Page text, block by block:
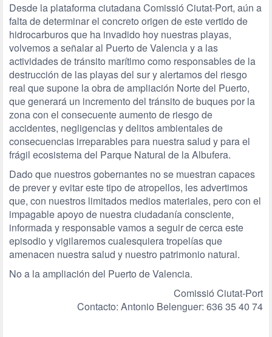
Desde la plataforma ciutadana Comissió Ciutat-Port, aún a
falta de determinar el concreto origen de este vertido de
hidrocarburos que ha invadido hoy nuestras playas,
volvemos a señalar al Puerto de Valencia y a las
actividades de tránsito marítimo como responsables de la
destrucción de las playas del sur y alertamos del riesgo
real que supone la obra de ampliación Norte del Puerto,
que generará un incremento del tránsito de buques por la
zona con el consecuente aumento de riesgo de
accidentes, negligencias y delitos ambientales de
consecuencias irreparables para nuestra salud y para el
frágil ecosistema del Parque Natural de la Albufera.
Dado que nuestros gobernantes no se muestran capaces
de prever y evitar este tipo de atropellos, les advertimos
que, con nuestros limitados medios materiales, pero con el
impagable apoyo de nuestra ciudadanía consciente,
informada y responsable vamos a seguir de cerca este
episodio y vigilaremos cualesquiera tropelías que
amenacen nuestra salud y nuestro patrimonio natural.
No a la ampliación del Puerto de Valencia.
Comissió Ciutat-Port
Contacto: Antonio Belenguer: 636 35 40 74